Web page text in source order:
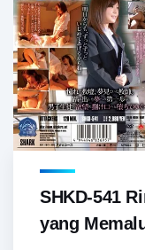
SHKD-541
yang